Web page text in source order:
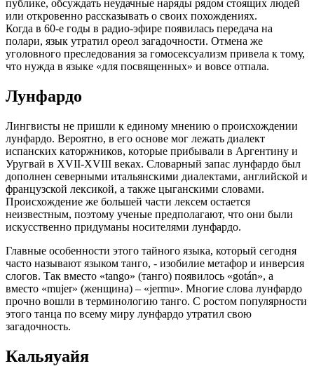
публике, обсуждать неудачные наряды рядом стоящих людей
или откровенно рассказывать о своих похождениях.
Когда в 60-е годы в радио-эфире появилась передача на
полари, язык утратил ореол загадочности. Отмена же
уголовного преследования за гомосексуализм привела к тому,
что нужда в языке «для посвященных» и вовсе отпала.
Лунфардо
Лингвисты не пришли к единому мнению о происхождении
лунфардо. Вероятно, в его основе мог лежать диалект
испанских каторжников, которые прибывали в Аргентину и
Уругвай в XVII-XVIII веках. Словарный запас лунфардо был
дополнен северными итальянскими диалектами, английской и
французской лексикой, а также цыганскими словами.
Происхождение же большей части лексем остается
неизвестным, поэтому ученые предполагают, что они были
искусственно придуманы носителями лунфардо.
Главные особенности этого тайного языка, который сегодня
часто называют языком танго, - изобилие метафор и инверсия
слогов. Так вместо «tango» (танго) появилось «gotán», а
вместо «mujer» (женщина) – «jermu». Многие слова лунфардо
прочно вошли в терминологию танго. С ростом популярности
этого танца по всему миру лунфардо утратил свою
загадочность.
Кальяуайя